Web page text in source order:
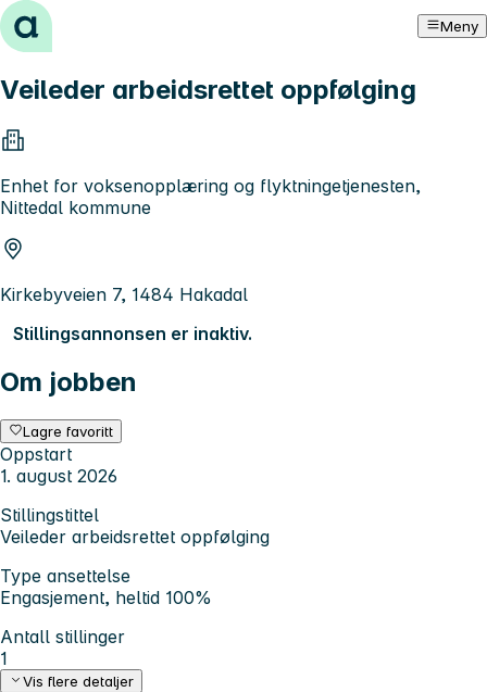
Hopp til innhold Meny
Veileder arbeidsrettet oppfølging
Enhet for voksenopplæring og flyktningetjenesten,
Nittedal kommune
Kirkebyveien 7, 1484 Hakadal
Stillingsannonsen er inaktiv.
Om jobben
Lagre favoritt
Oppstart
1. august 2026
Stillingstittel
Veileder arbeidsrettet oppfølging
Type ansettelse
Engasjement, heltid 100%
Antall stillinger
1
Vis flere detaljer